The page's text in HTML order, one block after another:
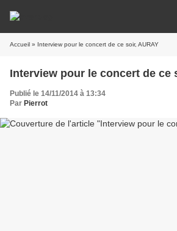
Accueil » Interview pour le concert de ce soir, AURAY
Interview pour le concert de ce
Publié le 14/11/2014 à 13:34
Par Pierrot